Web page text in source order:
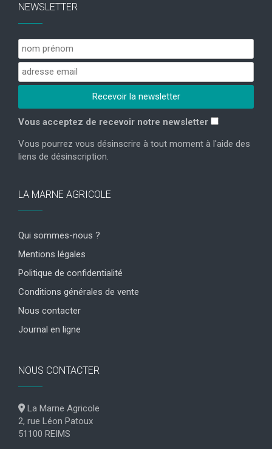
NEWSLETTER
Vous acceptez de recevoir notre newsletter
Vous pourrez vous désinscrire à tout moment à l'aide des
liens de désinscription.
LA MARNE AGRICOLE
Qui sommes-nous ?
Mentions légales
Politique de confidentialité
Conditions générales de vente
Nous contacter
Journal en ligne
NOUS CONTACTER
La Marne Agricole
2, rue Léon Patoux
51100 REIMS